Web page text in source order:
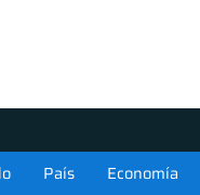
País
Economía